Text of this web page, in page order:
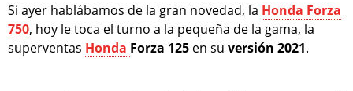
Si ayer hablábamos de la gran novedad, la Honda Forza
750, hoy le toca el turno a la pequeña de la gama, la
superventas Honda Forza 125 en su versión 2021.